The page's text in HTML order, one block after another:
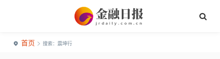
首页 > 搜索：震坤行